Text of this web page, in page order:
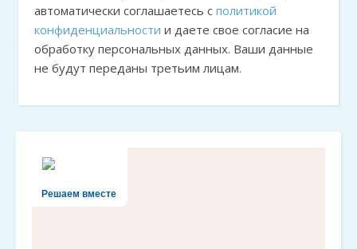
автоматически соглашаетесь с политикой
конфиденциальности и даете свое согласие на
обработку персональных данных. Ваши данные
не будут переданы третьим лицам.
Решаем вместе